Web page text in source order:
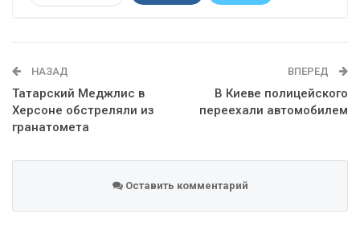
НАЗАД
Татарский Меджлис в
Херсоне обстреляли из
гранатомета
ВПЕРЕД
В Киеве полицейского
переехали автомобилем
Оставить комментарий